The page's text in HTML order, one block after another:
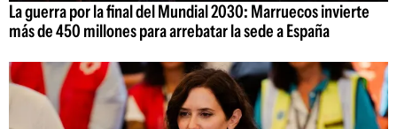
La guerra por la final del Mundial 2030: Marruecos invierte
más de 450 millones para arrebatar la sede a España